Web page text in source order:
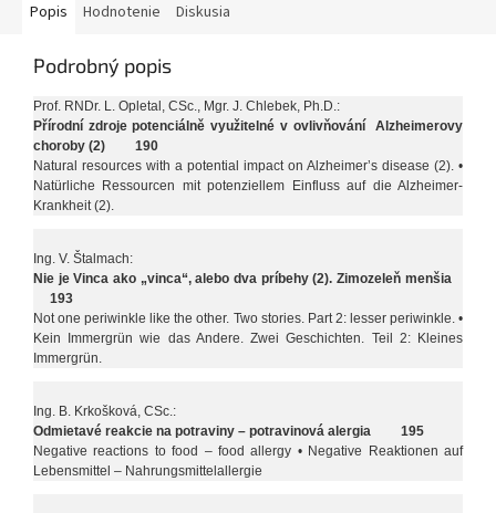
Popis Hodnotenie Diskusia
Podrobný popis
Prof. RNDr. L. Opletal, CSc., Mgr. J. Chlebek, Ph.D.:
Přírodní zdroje potenciálně využitelné v ovlivňování Alzheimerovy
choroby (2) 190
Natural resources with a potential impact on Alzheimer’s disease (2). •
Natürliche Ressourcen mit potenziellem Einfluss auf die Alzheimer-
Krankheit (2).
Ing. V. Štalmach:
Nie je Vinca ako „vinca“, alebo dva príbehy (2). Zimozeleň menšia
193
Not one periwinkle like the other. Two stories. Part 2: lesser periwinkle. •
Kein Immergrün wie das Andere. Zwei Geschichten. Teil 2: Kleines
Immergrün.
Ing. B. Krkošková, CSc.:
Odmietavé reakcie na potraviny – potravinová alergia 195
Negative reactions to food – food allergy • Negative Reaktionen auf
Lebensmittel – Nahrungsmittelallergie